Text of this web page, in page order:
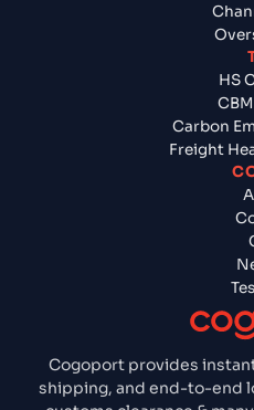
Cogoport provides
shipping, and end-to-end
HS
Carbon
Freight